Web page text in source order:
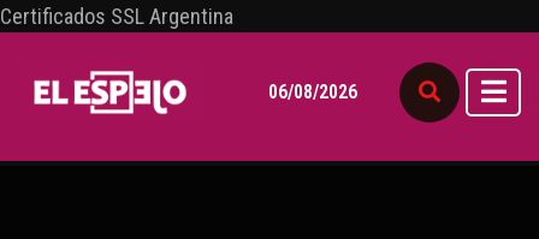
Certificados SSL Argentina
06/08/2026